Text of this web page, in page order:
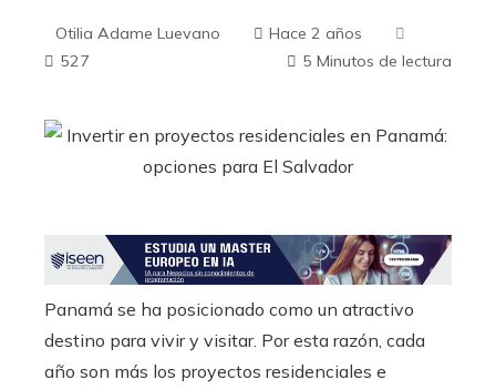
Otilia Adame Luevano
Hace 2 años
527
5 Minutos de lectura
Panamá se ha posicionado como un atractivo
destino para vivir y visitar. Por esta razón, cada
año son más los proyectos residenciales e